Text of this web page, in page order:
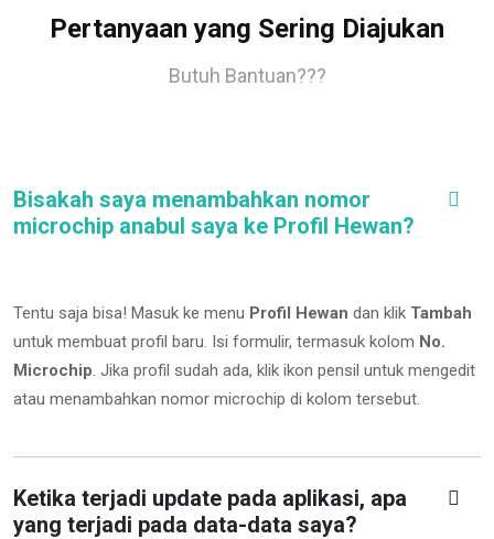
Pertanyaan yang Sering Diajukan
Butuh Bantuan???
Bisakah saya menambahkan nomor
microchip anabul saya ke Profil Hewan?
Tentu saja bisa! Masuk ke menu Profil Hewan dan klik Tambah
untuk membuat profil baru. Isi formulir, termasuk kolom No.
Microchip. Jika profil sudah ada, klik ikon pensil untuk mengedit
atau menambahkan nomor microchip di kolom tersebut.
Ketika terjadi update pada aplikasi, apa
yang terjadi pada data-data saya?